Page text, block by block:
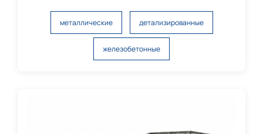
металлические детализированные
железобетонные